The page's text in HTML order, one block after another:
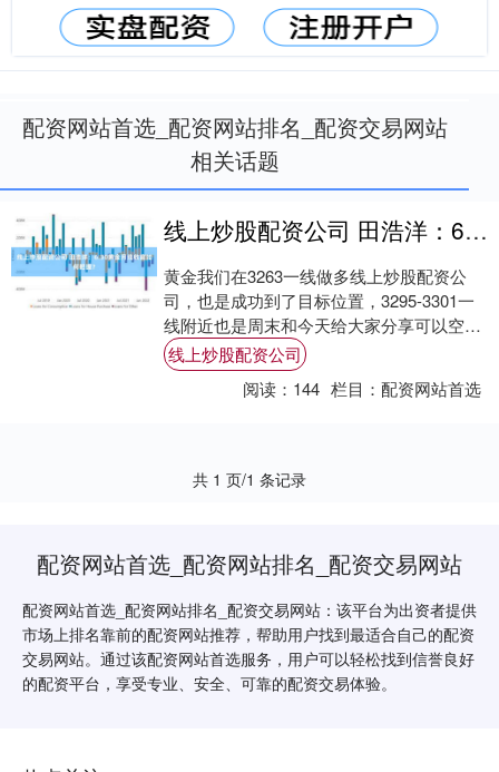
配资网站首选_配资网站排名_配资交易网站
相关话题
线上炒股配资公司 田浩洋：6.30黄金月线收官如何把握？
黄金我们在3263一线做多线上炒股配资公
司，也是成功到了目标位置，3295-3301一
线附近也是周末和今天给大家分享可以空的
位置，我们实盘和文章也及时给了329....
线上炒股配资公司
阅读： 144 栏目：配资网站首选
共 1 页/1 条记录
配资网站首选_配资网站排名_配资交易网站
配资网站首选_配资网站排名_配资交易网站：该平台为出资者提供
市场上排名靠前的配资网站推荐，帮助用户找到最适合自己的配资
交易网站。通过该配资网站首选服务，用户可以轻松找到信誉良好
的配资平台，享受专业、安全、可靠的配资交易体验。